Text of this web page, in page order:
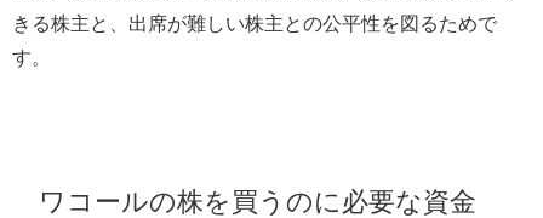
きる株主と、出席が難しい株主との公平性を図るためで
す。
ワコールの株を買うのに必要な資金